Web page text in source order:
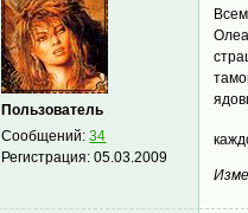
Пользователь
Сообщений:34
Регистрация:05.03.2009